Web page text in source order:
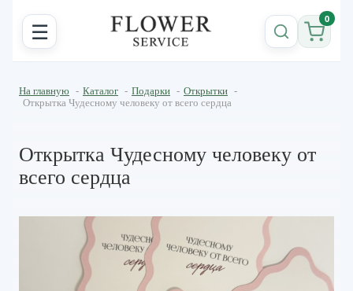
☰ 0
На главную - Каталог - Подарки - Открытки -
Открытка Чудесному человеку от всего сердца
Открытка Чудесному человеку от
всего сердца